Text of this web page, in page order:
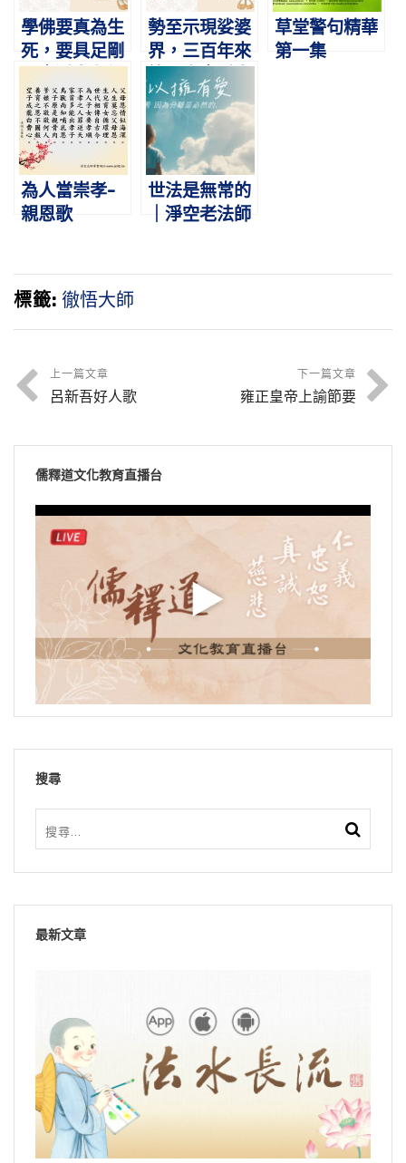
學佛要真為生
死，要具足剛
蕅益大師圓寂
日紀念
勢至示現娑婆
界，三百年來
第一人｜淨宗
十三祖印光大
師圓寂紀念日
草堂警句精華
第一集
為人當崇孝-
親恩歌
世法是無常的
｜淨空老法師
標籤: 徹悟大師
上一篇文章
呂新吾好人歌
下一篇文章
雍正皇帝上諭節要
儒釋道文化教育直播台
搜尋
最新文章